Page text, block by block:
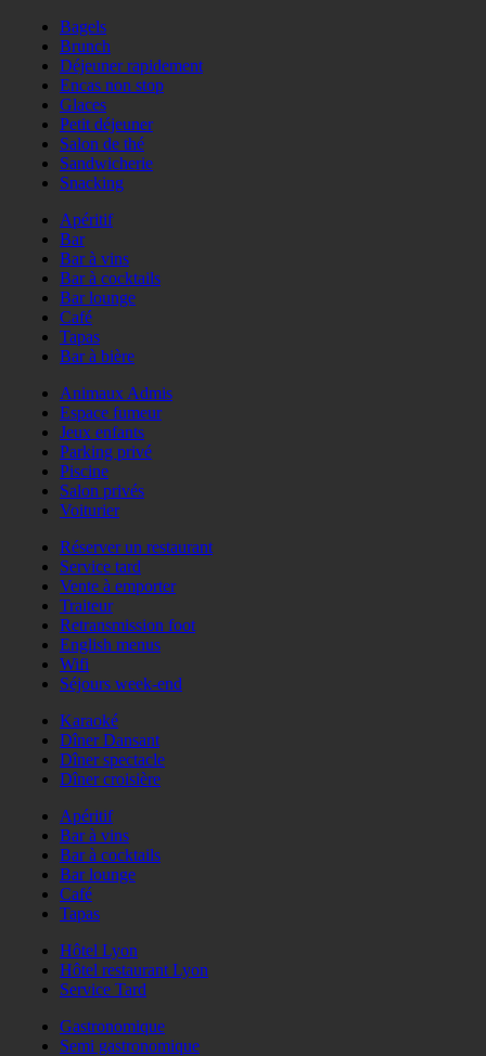
Bagels
Brunch
Déjeuner rapidement
Encas non stop
Glaces
Petit déjeuner
Salon de thé
Sandwicherie
Snacking
Apéritif
Bar
Bar à vins
Bar à cocktails
Bar lounge
Café
Tapas
Bar à bière
Animaux Admis
Espace fumeur
Jeux enfants
Parking privé
Piscine
Salon privés
Voiturier
Réserver un restaurant
Service tard
Vente à emporter
Traiteur
Retransmission foot
English menus
Wifi
Séjours week-end
Karaoké
Dîner Dansant
Dîner spectacle
Dîner croisière
Apéritif
Bar à vins
Bar à cocktails
Bar lounge
Café
Tapas
Hôtel Lyon
Hôtel restaurant Lyon
Service Tard
Gastronomique
Semi gastronomique